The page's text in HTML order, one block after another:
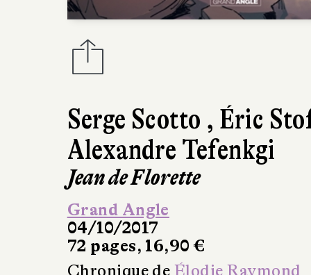
Serge Scotto , Éric
Alexandre Tefenkgi
Jean de Florette
Grand Angle
04/10/2017
72 pages, 16,90 €